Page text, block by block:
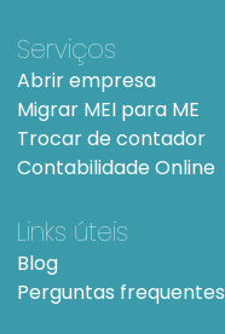
Serviços
Abrir empresa
Migrar MEI para ME
Trocar de contador
Contabilidade Online
Links úteis
Blog
Perguntas frequentes